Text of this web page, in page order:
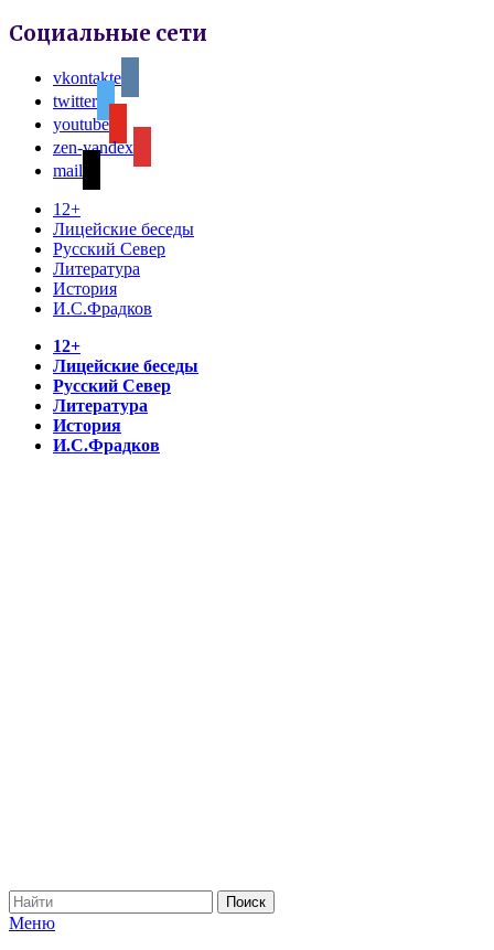
Социальные сети
vkontakte
twitter
youtube
zen-yandex
mail
12+
Лицейские беседы
Русский Север
Литература
История
И.С.Фрадков
12+
Лицейские беседы
Русский Север
Литература
История
И.С.Фрадков
Меню